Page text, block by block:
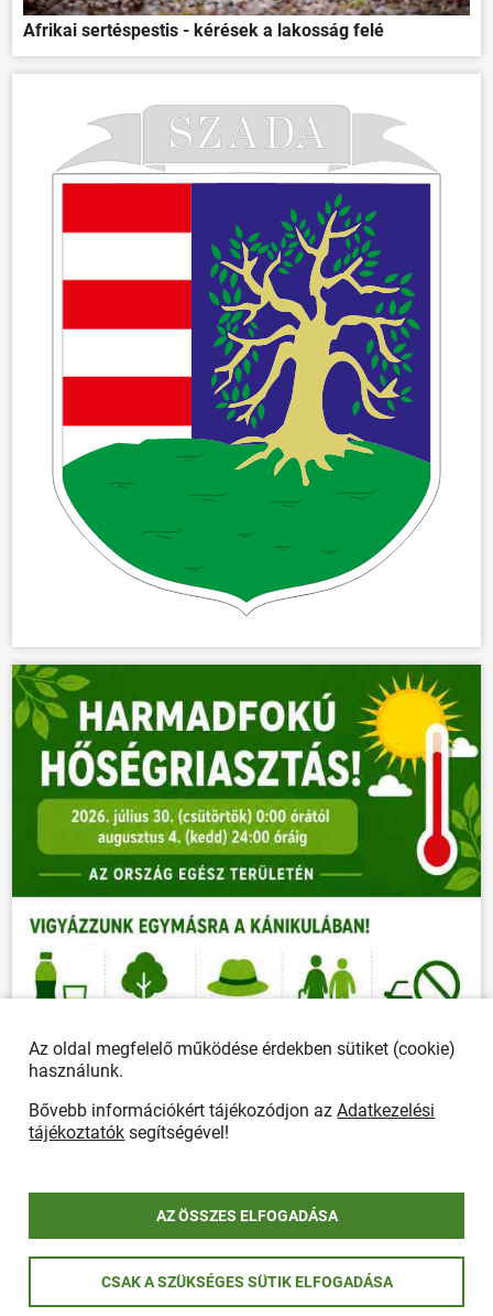
Afrikai sertéspestis - kérések a lakosság felé
Az oldal megfelelő működése érdekben sütiket (cookie)
használunk.
Bővebb információkért tájékozódjon azAdatkezelési
tájékoztatók segítségével!
AZ ÖSSZES ELFOGADÁSA
CSAK A SZÜKSÉGES SÜTIK ELFOGADÁSA